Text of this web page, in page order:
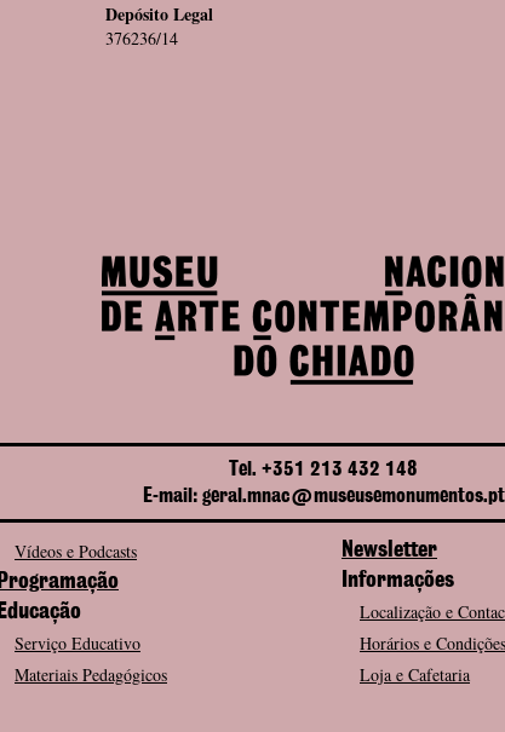
Depósito Legal
376236/14
Tel. +351 213 432 148
E-mail: geral.mnac@museusemonumentos.pt
Vídeos e Podcasts
Programação
Educação
Serviço Educativo
Materiais Pedagógicos
Newsletter
Informações
Localização e
Horários e
Loja e Cafetaria